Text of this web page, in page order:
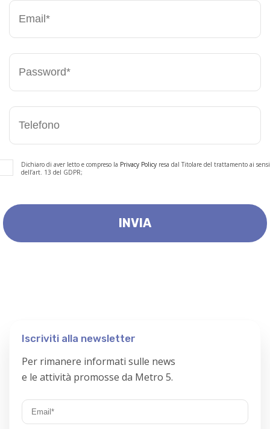
Dichiaro di aver letto e compreso la Privacy Policy resa dal Titolare del trattamento ai sensi
dell’art. 13 del GDPR;
Iscriviti alla newsletter
Per rimanere informati sulle news
e le attività promosse da Metro 5.